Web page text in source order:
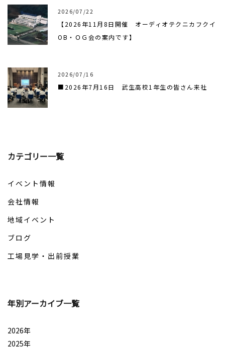
2026/07/22
【2026年11月8日開催 オーディオテクニカフクイ
OB・ＯＧ会の案内です】
2026/07/16
■2026年7月16日 武生高校1年生の皆さん来社
カテゴリー一覧
イベント情報
会社情報
地域イベント
ブログ
工場見学・出前授業
年別アーカイブ一覧
2026年
2025年